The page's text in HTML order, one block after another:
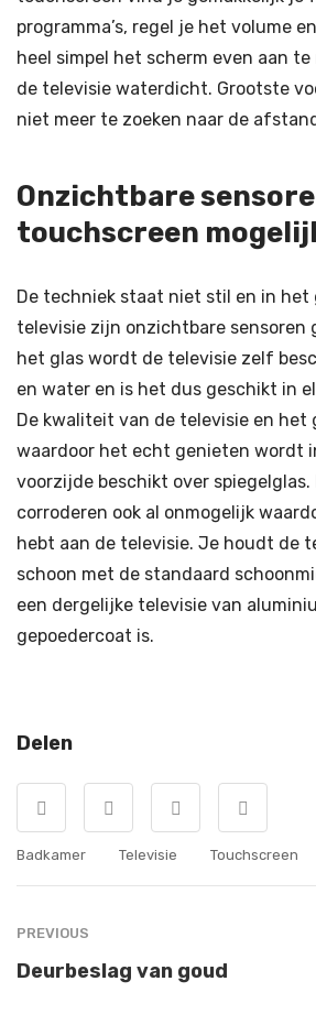
programma’s, regel je het volume
heel simpel het scherm even aan
de televisie waterdicht. Grootste
niet meer te zoeken naar de
Onzichtbare
touchscreen
De techniek staat niet stil en in het
televisie zijn onzichtbare sensoren
het glas wordt de televisie zelf
en water en is het dus geschikt in
De kwaliteit van de televisie en
waardoor het echt genieten wordt
voorzijde beschikt over spiegelglas.
corroderen ook al onmogelijk
hebt aan de televisie. Je houdt de
schoon met de standaard
een dergelijke televisie van
gepoedercoat is.
Delen
Badkamer Televisie Touchscreen
PREVIOUS
Deurbeslag van goud